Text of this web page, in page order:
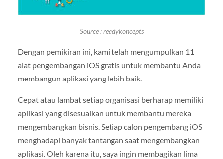
Source : readykoncepts
Dengan pemikiran ini, kami telah mengumpulkan 11
alat pengembangan iOS gratis untuk membantu Anda
membangun aplikasi yang lebih baik.
Cepat atau lambat setiap organisasi berharap memiliki
aplikasi yang disesuaikan untuk membantu mereka
mengembangkan bisnis. Setiap calon pengembang iOS
menghadapi banyak tantangan saat mengembangkan
aplikasi. Oleh karena itu, saya ingin membagikan lima